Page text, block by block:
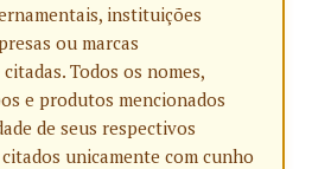
instituições
ou marcas
Todos os nomes,
e produtos mencionados
de seus respectivos
unicamente com cunho